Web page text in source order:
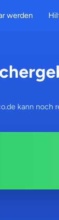
werden
kann noch